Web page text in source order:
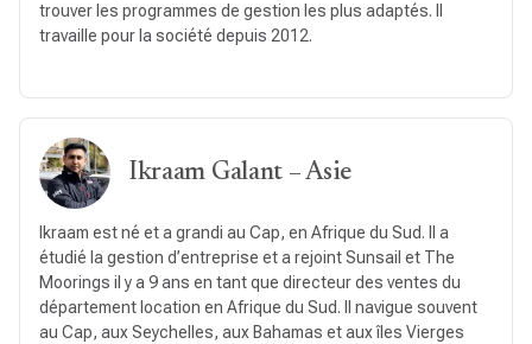
trouver les programmes de gestion les plus adaptés. Il
travaille pour la société depuis 2012.
Ikraam Galant – Asie
Ikraam est né et a grandi au Cap, en Afrique du Sud. Il a
étudié la gestion d’entreprise et a rejoint Sunsail et The
Moorings il y a 9 ans en tant que directeur des ventes du
département location en Afrique du Sud. Il navigue souvent
au Cap, aux Seychelles, aux Bahamas et aux îles Vierges